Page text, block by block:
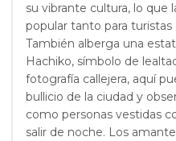
su vibrante cultura, lo que
popular tanto para turistas
También alberga una
Hachiko, símbolo de
fotografía callejera, aquí
bullicio de la ciudad y
como personas vestidas
salir de noche. Los